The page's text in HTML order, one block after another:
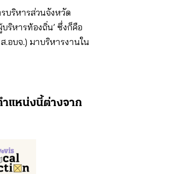
บริหารส่วนจังหวัด
ริหารท้องถิ่น’ ซึ่งก็คือ
.อบจ.) มาบริหารงานใน
ำแหน่งนี้ต่างจาก